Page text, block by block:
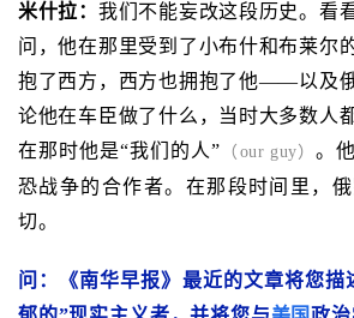
米什拉： 我们不能妄改这段历史。看
问，他在那里受到了小布什和布莱尔
抱了西方，西方也拥抱了他——以及
论他在车臣做了什么，当时大多数人
在那时他是“我们的人” （our guy）。
恐战争的合作者。在那段时间里，俄
切。
问：《南华早报》最近的文章将您描